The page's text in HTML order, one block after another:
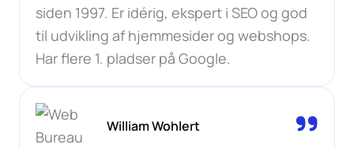
siden 1997. Er idérig, ekspert i SEO og god
til udvikling af hjemmesider og webshops.
Har flere 1. pladser på Google.
William Wohlert